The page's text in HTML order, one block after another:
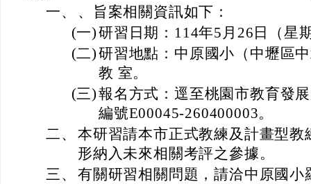
一、
、旨案相關資訊如下：
(一)研習日期：114年5月26日（星
(二)研習地點：中原國小（中壢區
教 室。
(三)報名方式：逕至桃園市教育發
編號E00045-260400003。
二、 本研習請本市正式教練及計畫型
形納入未來相關考評之參據。
三、 有關研習相關問題，請洽中原國小